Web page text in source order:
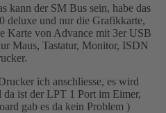
kann der SM Bus sein, habe das
deluxe und nur die Grafikkarte,
Karte von Advance mit 3er USB
Maus, Tastatur, Monitor, ISDN
ich anschliesse, es wird
da ist der LPT 1 Port im Eimer,
gab es da kein Problem )